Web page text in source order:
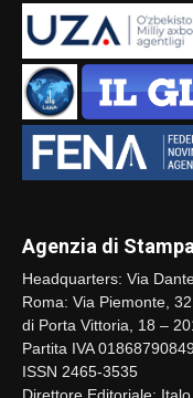
Agenzia di
Headquarters: Via
Roma: Via Piemonte,
di Porta Vittoria, 18 –
Partita IVA 01868790849
ISSN 2465-3535